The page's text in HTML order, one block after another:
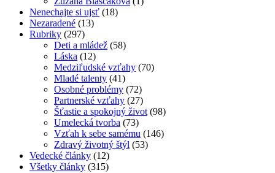
Nenechajte si ujsť (18)
Nezaradené (13)
Rubriky (297)
Deti a mládež (58)
Láska (12)
Medziľudské vzťahy (70)
Mladé talenty (41)
Osobné problémy (72)
Partnerské vzťahy (27)
Šťastie a spokojný život (98)
Umelecká tvorba (73)
Vzťah k sebe samému (146)
Zdravý životný štýl (53)
Vedecké články (12)
Všetky články (315)